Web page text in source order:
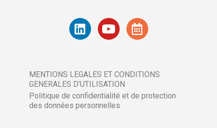
MENTIONS LEGALES ET CONDITIONS
GENERALES D’UTILISATION
Politique de confidentialité et de protection
des données personnelles